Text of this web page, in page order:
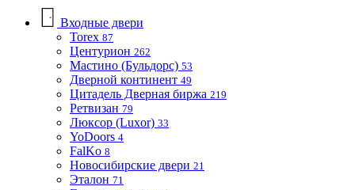
Входные двери
Torex 87
Центурион 262
Мастино (Бульдорс) 53
Дверной континент 49
Цитадель Дверная биржа 219
Ретвизан 79
Люксор (Luxor) 33
YoDoors 4
FalKo 8
Новосибирские двери 21
Эталон 71